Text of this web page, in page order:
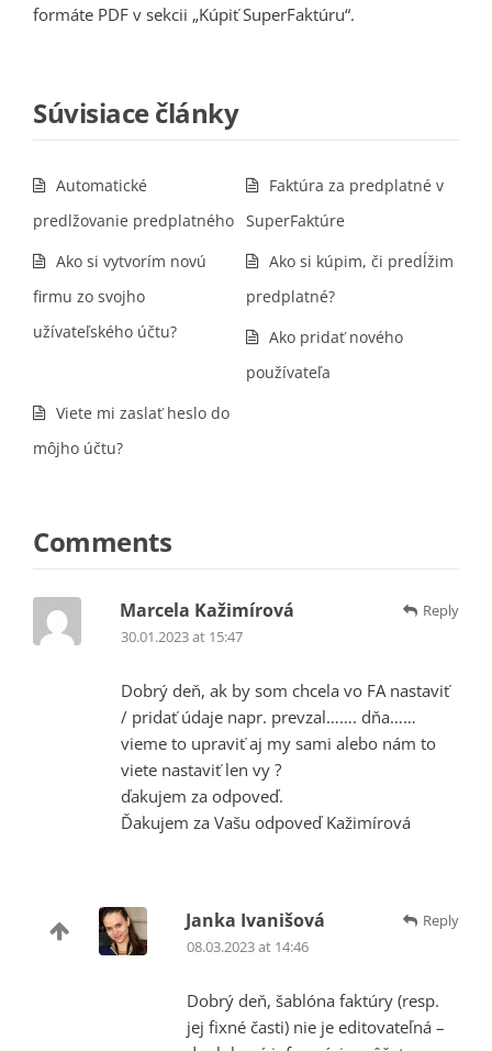
formáte PDF v sekcii „Kúpiť SuperFaktúru“.
Súvisiace články
Automatické
predlžovanie predplatného
Faktúra za predplatné v
SuperFaktúre
Ako si vytvorím novú
firmu zo svojho
užívateľského účtu?
Ako si kúpim, či predĺžim
predplatné?
Ako pridať nového
používateľa
Viete mi zaslať heslo do
môjho účtu?
Comments
Reply
Marcela Kažimírová
30.01.2023 at 15:47
Dobrý deň, ak by som chcela vo FA nastaviť
/ pridať údaje napr. prevzal……. dňa……
vieme to upraviť aj my sami alebo nám to
viete nastaviť len vy ?
ďakujem za odpoveď.
Ďakujem za Vašu odpoveď Kažimírová
Reply
Janka Ivanišová
08.03.2023 at 14:46
Dobrý deň, šablóna faktúry (resp.
jej fixné časti) nie je editovateľná –